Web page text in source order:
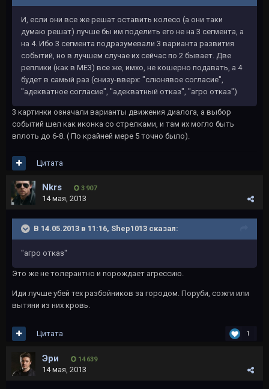
И, если они все же решат оставить колесо (а они таки
думаю решат) лучше бы им поделить его не на 3 сегмента, а
на 4. Ибо 3 сегмента подразумевали 3 варианта развития
событий, но в лучшем случае их сейчас по 2 бывает. Две
реплики (как в МЕ3) все же, имхо, не кошерно подавать, а 4
будет в самый раз (снизу-вверх: "слюнявое согласие",
"адекватное согласие", "адекватный отказ", "агро отказ")
3 картинки означали варианты движения диалога, а выбор
событий шел как иконка со стрелками, и там их могло быть
вплоть до 6-8. ( По крайней мере 5 точно было).
Цитата
Nkrs 3 907
14 мая, 2013
В 14.05.2013 в 11:16, Shep1013 сказал:
"агро отказ"
Это же не толерантно и порождает агрессию.
Иди лучше убей тех разбойников за городом. Поруби, сожги или
вытяни из них кровь.
1
Цитата
Эри 14 639
14 мая, 2013